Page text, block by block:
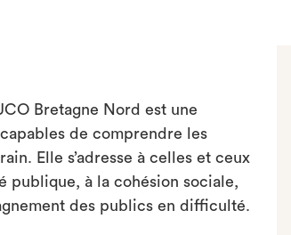
Bretagne Nord est une
de comprendre les
Elle s’adresse à celles et ceux
publique, à la cohésion sociale,
des publics en difficulté.